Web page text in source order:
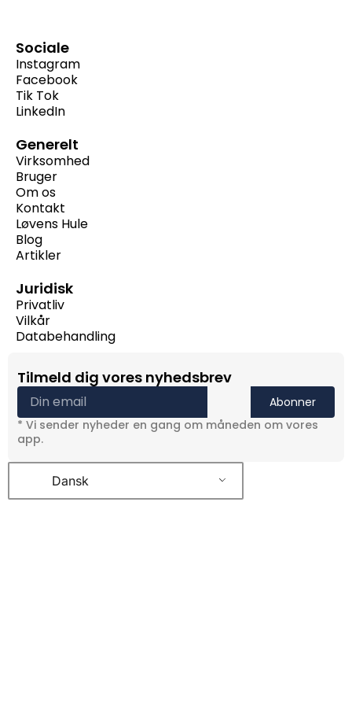
Sociale
Instagram
Facebook
Tik Tok
LinkedIn
Generelt
Virksomhed
Bruger
Om os
Kontakt
Løvens Hule
Blog
Artikler
Juridisk
Privatliv
Vilkår
Databehandling
Tilmeld dig vores nyhedsbrev
Abonner
* Vi sender nyheder en gang om måneden om vores
app.
Dansk